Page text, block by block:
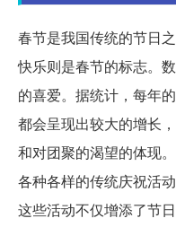
春节是我国传统的节日
快乐则是春节的标志。
的喜爱。据统计，每年
都会呈现出较大的增长
和对团聚的渴望的体现
各种各样的传统庆祝活
这些活动不仅增添了节